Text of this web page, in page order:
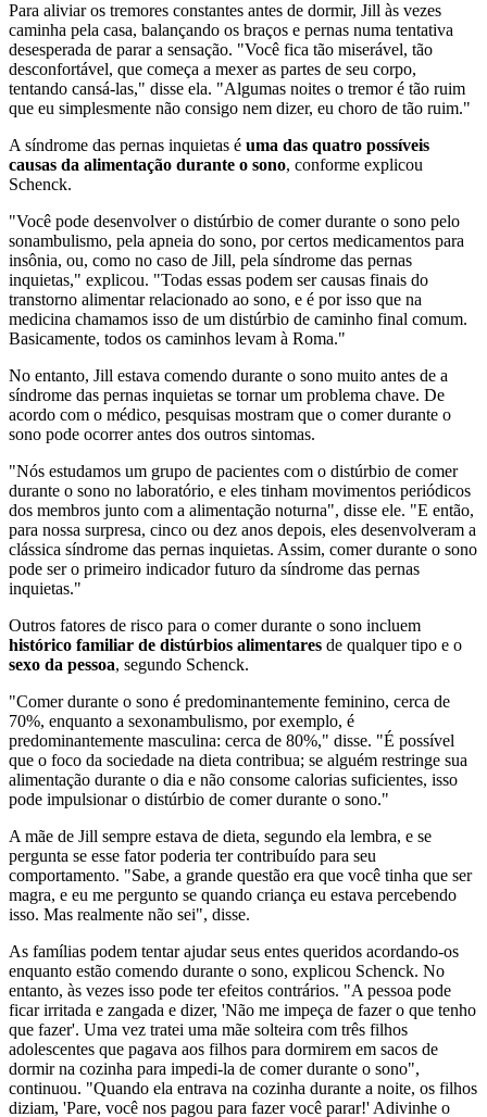
Para aliviar os tremores constantes antes de dormir, Jill às vezes
caminha pela casa, balançando os braços e pernas numa tentativa
desesperada de parar a sensação. "Você fica tão miserável, tão
desconfortável, que começa a mexer as partes de seu corpo,
tentando cansá-las," disse ela. "Algumas noites o tremor é tão ruim
que eu simplesmente não consigo nem dizer, eu choro de tão ruim."
A síndrome das pernas inquietas é uma das quatro possíveis
causas da alimentação durante o sono, conforme explicou
Schenck.
"Você pode desenvolver o distúrbio de comer durante o sono pelo
sonambulismo, pela apneia do sono, por certos medicamentos para
insônia, ou, como no caso de Jill, pela síndrome das pernas
inquietas," explicou. "Todas essas podem ser causas finais do
transtorno alimentar relacionado ao sono, e é por isso que na
medicina chamamos isso de um distúrbio de caminho final comum.
Basicamente, todos os caminhos levam à Roma."
No entanto, Jill estava comendo durante o sono muito antes de a
síndrome das pernas inquietas se tornar um problema chave. De
acordo com o médico, pesquisas mostram que o comer durante o
sono pode ocorrer antes dos outros sintomas.
"Nós estudamos um grupo de pacientes com o distúrbio de comer
durante o sono no laboratório, e eles tinham movimentos periódicos
dos membros junto com a alimentação noturna", disse ele. "E então,
para nossa surpresa, cinco ou dez anos depois, eles desenvolveram a
clássica síndrome das pernas inquietas. Assim, comer durante o sono
pode ser o primeiro indicador futuro da síndrome das pernas
inquietas."
Outros fatores de risco para o comer durante o sono incluem
histórico familiar de distúrbios alimentares de qualquer tipo e o
sexo da pessoa, segundo Schenck.
"Comer durante o sono é predominantemente feminino, cerca de
70%, enquanto a sexonambulismo, por exemplo, é
predominantemente masculina: cerca de 80%," disse. "É possível
que o foco da sociedade na dieta contribua; se alguém restringe sua
alimentação durante o dia e não consome calorias suficientes, isso
pode impulsionar o distúrbio de comer durante o sono."
A mãe de Jill sempre estava de dieta, segundo ela lembra, e se
pergunta se esse fator poderia ter contribuído para seu
comportamento. "Sabe, a grande questão era que você tinha que ser
magra, e eu me pergunto se quando criança eu estava percebendo
isso. Mas realmente não sei", disse.
As famílias podem tentar ajudar seus entes queridos acordando-os
enquanto estão comendo durante o sono, explicou Schenck. No
entanto, às vezes isso pode ter efeitos contrários. "A pessoa pode
ficar irritada e zangada e dizer, 'Não me impeça de fazer o que tenho
que fazer'. Uma vez tratei uma mãe solteira com três filhos
adolescentes que pagava aos filhos para dormirem em sacos de
dormir na cozinha para impedi-la de comer durante o sono",
continuou. "Quando ela entrava na cozinha durante a noite, os filhos
diziam, 'Pare, você nos pagou para fazer você parar!' Adivinhe o